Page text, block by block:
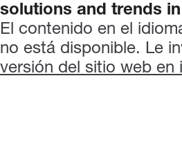
solutions and trends in
El contenido en el
no está disponible. Le
versión del sitio web en